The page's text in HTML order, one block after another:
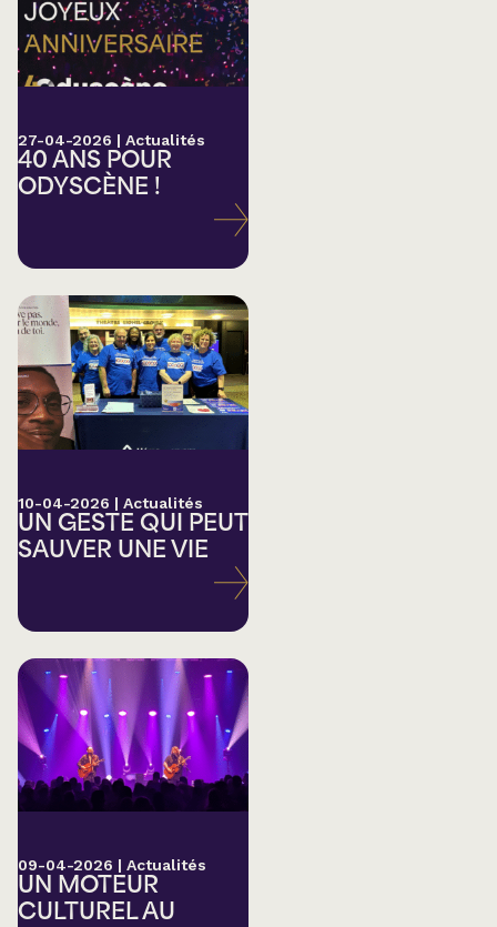
27-04-2026 | Actualités
40 ANS POUR
ODYSCÈNE !
10-04-2026 | Actualités
UN GESTE QUI PEUT
SAUVER UNE VIE
09-04-2026 | Actualités
UN MOTEUR
CULTUREL AU